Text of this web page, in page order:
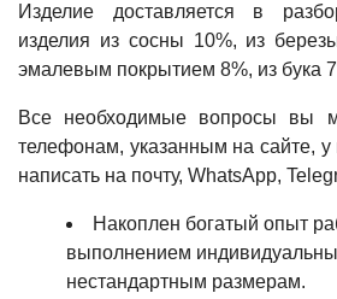
Изделие доставляется в
изделия из сосны 10%, из
эмалевым покрытием 8%, из бука
Все необходимые вопросы вы
телефонам, указанным на сайте,
написать на почту, WhatsApp,
Накоплен богатый опыт
выполнением
нестандартным размерам.